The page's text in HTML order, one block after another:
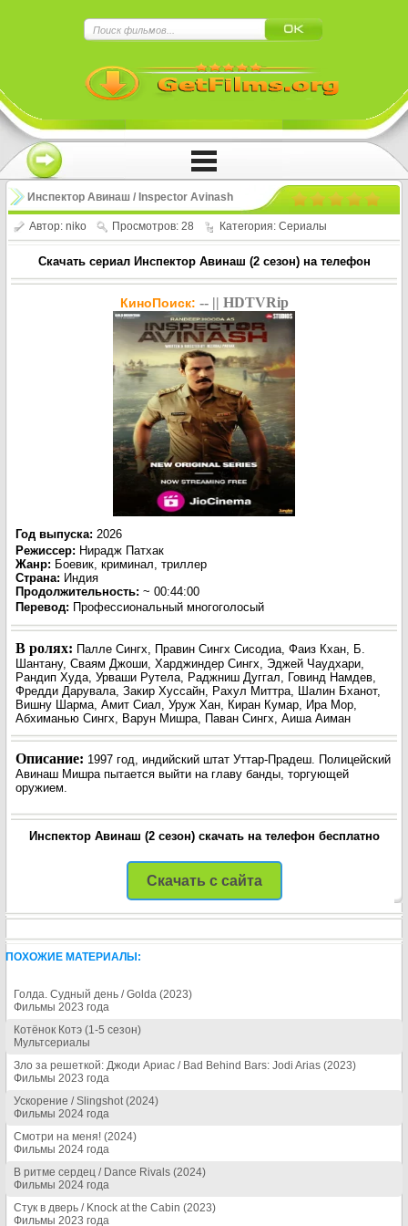
Инспектор Авинаш / Inspector Avinash
(2 сезон)
Автор: niko Просмотров: 28 Категория: Сериалы
Скачать сериал Инспектор Авинаш (2 сезон) на телефон
КиноПоиск: -- || HDTVRip
Год выпуска: 2026
Режиссер: Нирадж Патхак
Жанр: Боевик, криминал, триллер
Страна: Индия
Продолжительность: ~ 00:44:00
Перевод: Профессиональный многоголосый
В ролях: Палле Сингх, Правин Сингх Сисодиа, Фаиз Кхан, Б.
Шантану, Сваям Джоши, Харджиндер Сингх, Эджей Чаудхари,
Рандип Худа, Урваши Рутела, Раджниш Дуггал, Говинд Намдев,
Фредди Дарувала, Закир Хуссайн, Рахул Миттра, Шалин Бханот,
Вишну Шарма, Амит Сиал, Уруж Хан, Киран Кумар, Ира Мор,
Абхиманью Сингх, Варун Мишра, Паван Сингх, Аиша Аиман
Описание: 1997 год, индийский штат Уттар-Прадеш. Полицейский
Авинаш Мишра пытается выйти на главу банды, торгующей
оружием.
Инспектор Авинаш (2 сезон) скачать на телефон бесплатно
Нажмите на
!!!Если Вы с телефона сперва нажмите на
троеточие в правом верхнем углу!!!
Скачать с сайта
ПОХОЖИЕ МАТЕРИАЛЫ:
Голда. Судный день / Golda (2023)
Фильмы 2023 года
Котёнок Котэ (1-5 cезон)
Мультсериалы
Зло за решеткой: Джоди Ариас / Bad Behind Bars: Jodi Arias (2023)
Фильмы 2023 года
Ускорение / Slingshot (2024)
Фильмы 2024 года
Смотри на меня! (2024)
Фильмы 2024 года
В ритме сердец / Dance Rivals (2024)
Фильмы 2024 года
Стук в дверь / Knock at the Cabin (2023)
Фильмы 2023 года